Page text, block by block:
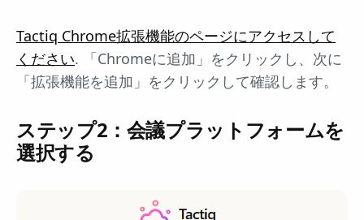
Tactiq Chrome拡張機能のページにアクセスして
ください. 「Chromeに追加」をクリックし、次に
「拡張機能を追加」をクリックして確認します。
ステップ2：会議プラットフォームを
選択する